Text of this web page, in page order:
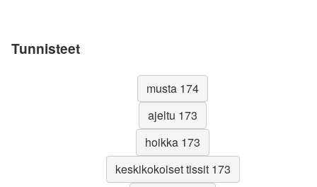
Tunnisteet
musta 174
ajeltu 173
hoikka 173
keskikokoiset tissit 173